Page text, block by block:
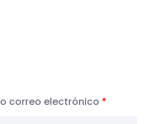
correo electrónico *